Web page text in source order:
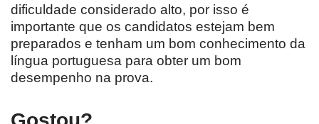
dificuldade considerado alto, por isso é
importante que os candidatos estejam bem
preparados e tenham um bom conhecimento da
língua portuguesa para obter um bom
desempenho na prova.